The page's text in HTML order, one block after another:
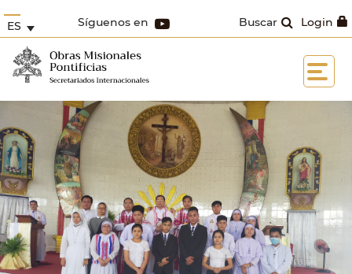
Login
Buscar
Síguenos en
ES